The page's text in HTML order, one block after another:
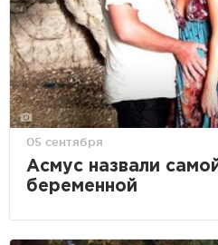
05 сентября
Асмус назвали
беременной